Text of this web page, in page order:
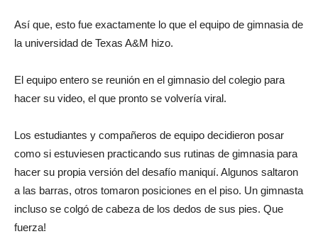
Así que, esto fue exactamente lo que el equipo de gimnasia de
la universidad de Texas A&M hizo.
El equipo entero se reunión en el gimnasio del colegio para
hacer su video, el que pronto se volvería viral.
Los estudiantes y compañeros de equipo decidieron posar
como si estuviesen practicando sus rutinas de gimnasia para
hacer su propia versión del desafío maniquí. Algunos saltaron
a las barras, otros tomaron posiciones en el piso. Un gimnasta
incluso se colgó de cabeza de los dedos de sus pies. Que
fuerza!